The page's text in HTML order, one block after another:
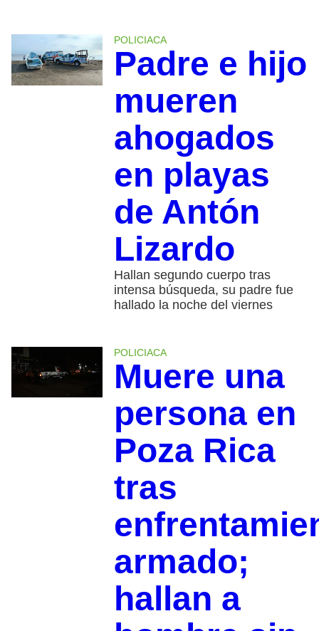
POLICIACA
Padre e hijo
mueren
ahogados
en playas
de Antón
Lizardo
Hallan segundo cuerpo tras
intensa búsqueda, su padre fue
hallado la noche del viernes
POLICIACA
Muere una
persona en
Poza Rica
tras
armado;
hallan a